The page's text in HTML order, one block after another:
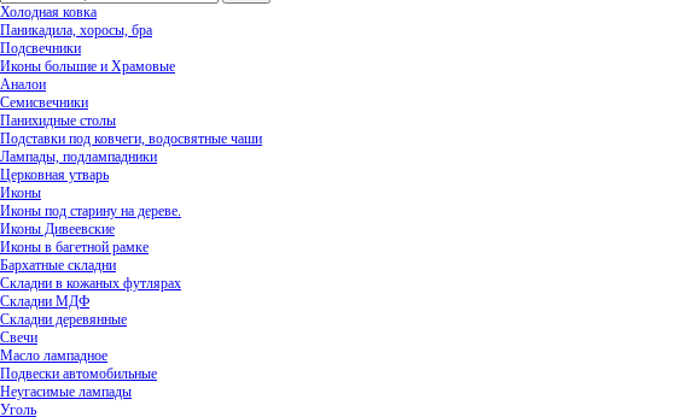
Холодная ковка
Паникадила, хоросы, бра
Подсвечники
Иконы большие и Храмовые
Аналои
Семисвечники
Панихидные столы
Подставки под ковчеги, водосвятные чаши
Лампады, подлампадники
Церковная утварь
Иконы
Иконы под старину на дереве.
Иконы Дивеевские
Иконы в багетной рамке
Бархатные складни
Складни в кожаных футлярах
Складни МДФ
Складни деревянные
Свечи
Масло лампадное
Подвески автомобильные
Неугасимые лампады
Уголь